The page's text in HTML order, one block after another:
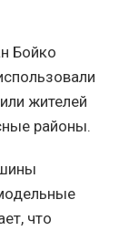
Бойко
жителей
районы.
что